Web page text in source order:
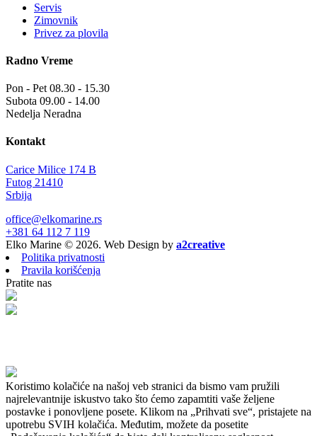
Servis
Zimovnik
Privez za plovila
Radno Vreme
Pon - Pet 08.30 - 15.30
Subota 09.00 - 14.00
Nedelja Neradna
Kontakt
Carice Milice 174 B
Futog 21410
Srbija
office@elkomarine.rs
+381 64 112 7 119
Elko Marine © 2026. Web Design by a2creative
Politika privatnosti
Pravila korišćenja
Pratite nas
Koristimo kolačiće na našoj veb stranici da bismo vam pružili
najrelevantnije iskustvo tako što ćemo zapamtiti vaše željene
postavke i ponovljene posete. Klikom na „Prihvati sve“, pristajete na
upotrebu SVIH kolačića. Međutim, možete da posetite